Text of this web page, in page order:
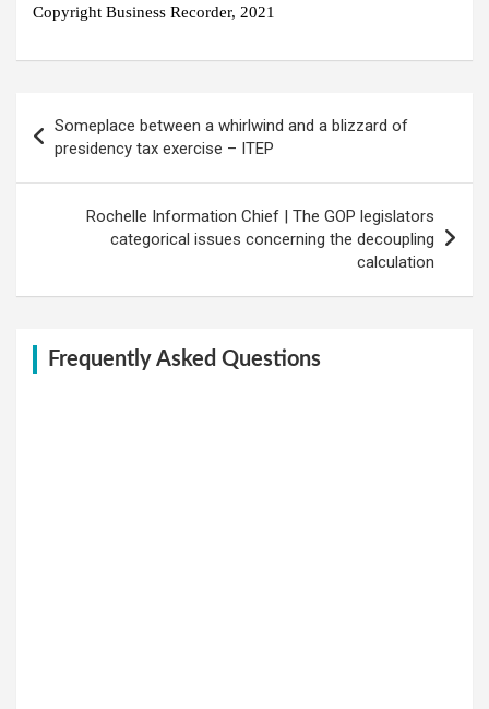
Copyright Business Recorder, 2021
navigation
Someplace between a whirlwind and a blizzard of
presidency tax exercise – ITEP
Rochelle Information Chief | The GOP legislators
categorical issues concerning the decoupling
calculation
Frequently Asked Questions